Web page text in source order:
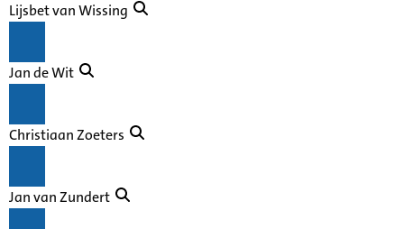
Lijsbet van Wissing
Jan de Wit
Christiaan Zoeters
Jan van Zundert